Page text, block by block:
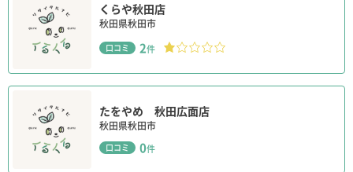
くらや秋田店
秋田県秋田市
口コミ 2件
たをやめ 秋田広面店
秋田県秋田市
口コミ 0件